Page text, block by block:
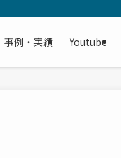
事例・実績 Youtube